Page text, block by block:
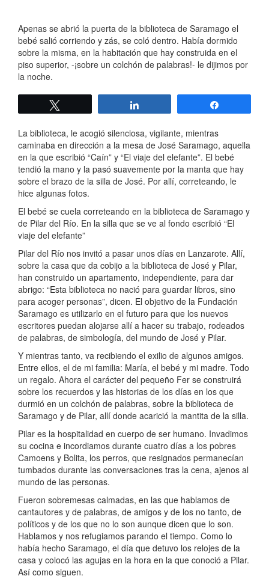
Apenas se abrió la puerta de la biblioteca de Saramago el
bebé salió corriendo y zás, se coló dentro. Había dormido
sobre la misma, en la habitación que hay construida en el
piso superior, -¡sobre un colchón de palabras!- le dijimos por
la noche.
La biblioteca, le acogió silenciosa, vigilante, mientras
caminaba en dirección a la mesa de José Saramago, aquella
en la que escribió “Caín” y “El viaje del elefante”. El bebé
tendió la mano y la pasó suavemente por la manta que hay
sobre el brazo de la silla de José. Por allí, correteando, le
hice algunas fotos.
El bebé se cuela correteando en la biblioteca de Saramago y
de Pilar del Río. En la silla que se ve al fondo escribió “El
viaje del elefante”
Pilar del Río nos invitó a pasar unos días en Lanzarote. Allí,
sobre la casa que da cobijo a la biblioteca de José y Pilar,
han construido un apartamento, independiente, para dar
abrigo: “Esta biblioteca no nació para guardar libros, sino
para acoger personas”, dicen. El objetivo de la Fundación
Saramago es utilizarlo en el futuro para que los nuevos
escritores puedan alojarse allí a hacer su trabajo, rodeados
de palabras, de simbología, del mundo de José y Pilar.
Y mientras tanto, va recibiendo el exilio de algunos amigos.
Entre ellos, el de mi familia: María, el bebé y mi madre. Todo
un regalo. Ahora el carácter del pequeño Fer se construirá
sobre los recuerdos y las historias de los días en los que
durmió en un colchón de palabras, sobre la biblioteca de
Saramago y de Pilar, allí donde acarició la mantita de la silla.
Pilar es la hospitalidad en cuerpo de ser humano. Invadimos
su cocina e incordiamos durante cuatro días a los pobres
Camoens y Bolita, los perros, que resignados permanecían
tumbados durante las conversaciones tras la cena, ajenos al
mundo de las personas.
Fueron sobremesas calmadas, en las que hablamos de
cantautores y de palabras, de amigos y de los no tanto, de
políticos y de los que no lo son aunque dicen que lo son.
Hablamos y nos refugiamos parando el tiempo. Como lo
había hecho Saramago, el día que detuvo los relojes de la
casa y colocó las agujas en la hora en la que conoció a Pilar.
Así como siguen.